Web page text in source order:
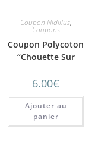
Coupon Nidillus,
Coupons
Coupon Polycoton
“Chouette Sur
6.00€
Ajouter au
panier